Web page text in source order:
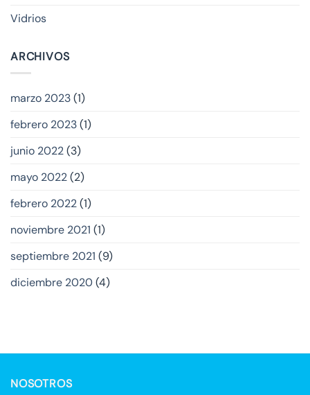
Vidrios
ARCHIVOS
marzo 2023(1)
febrero 2023(1)
junio 2022(3)
mayo 2022(2)
febrero 2022(1)
noviembre 2021 (1)
septiembre 2021 (9)
diciembre 2020(4)
NOSOTROS